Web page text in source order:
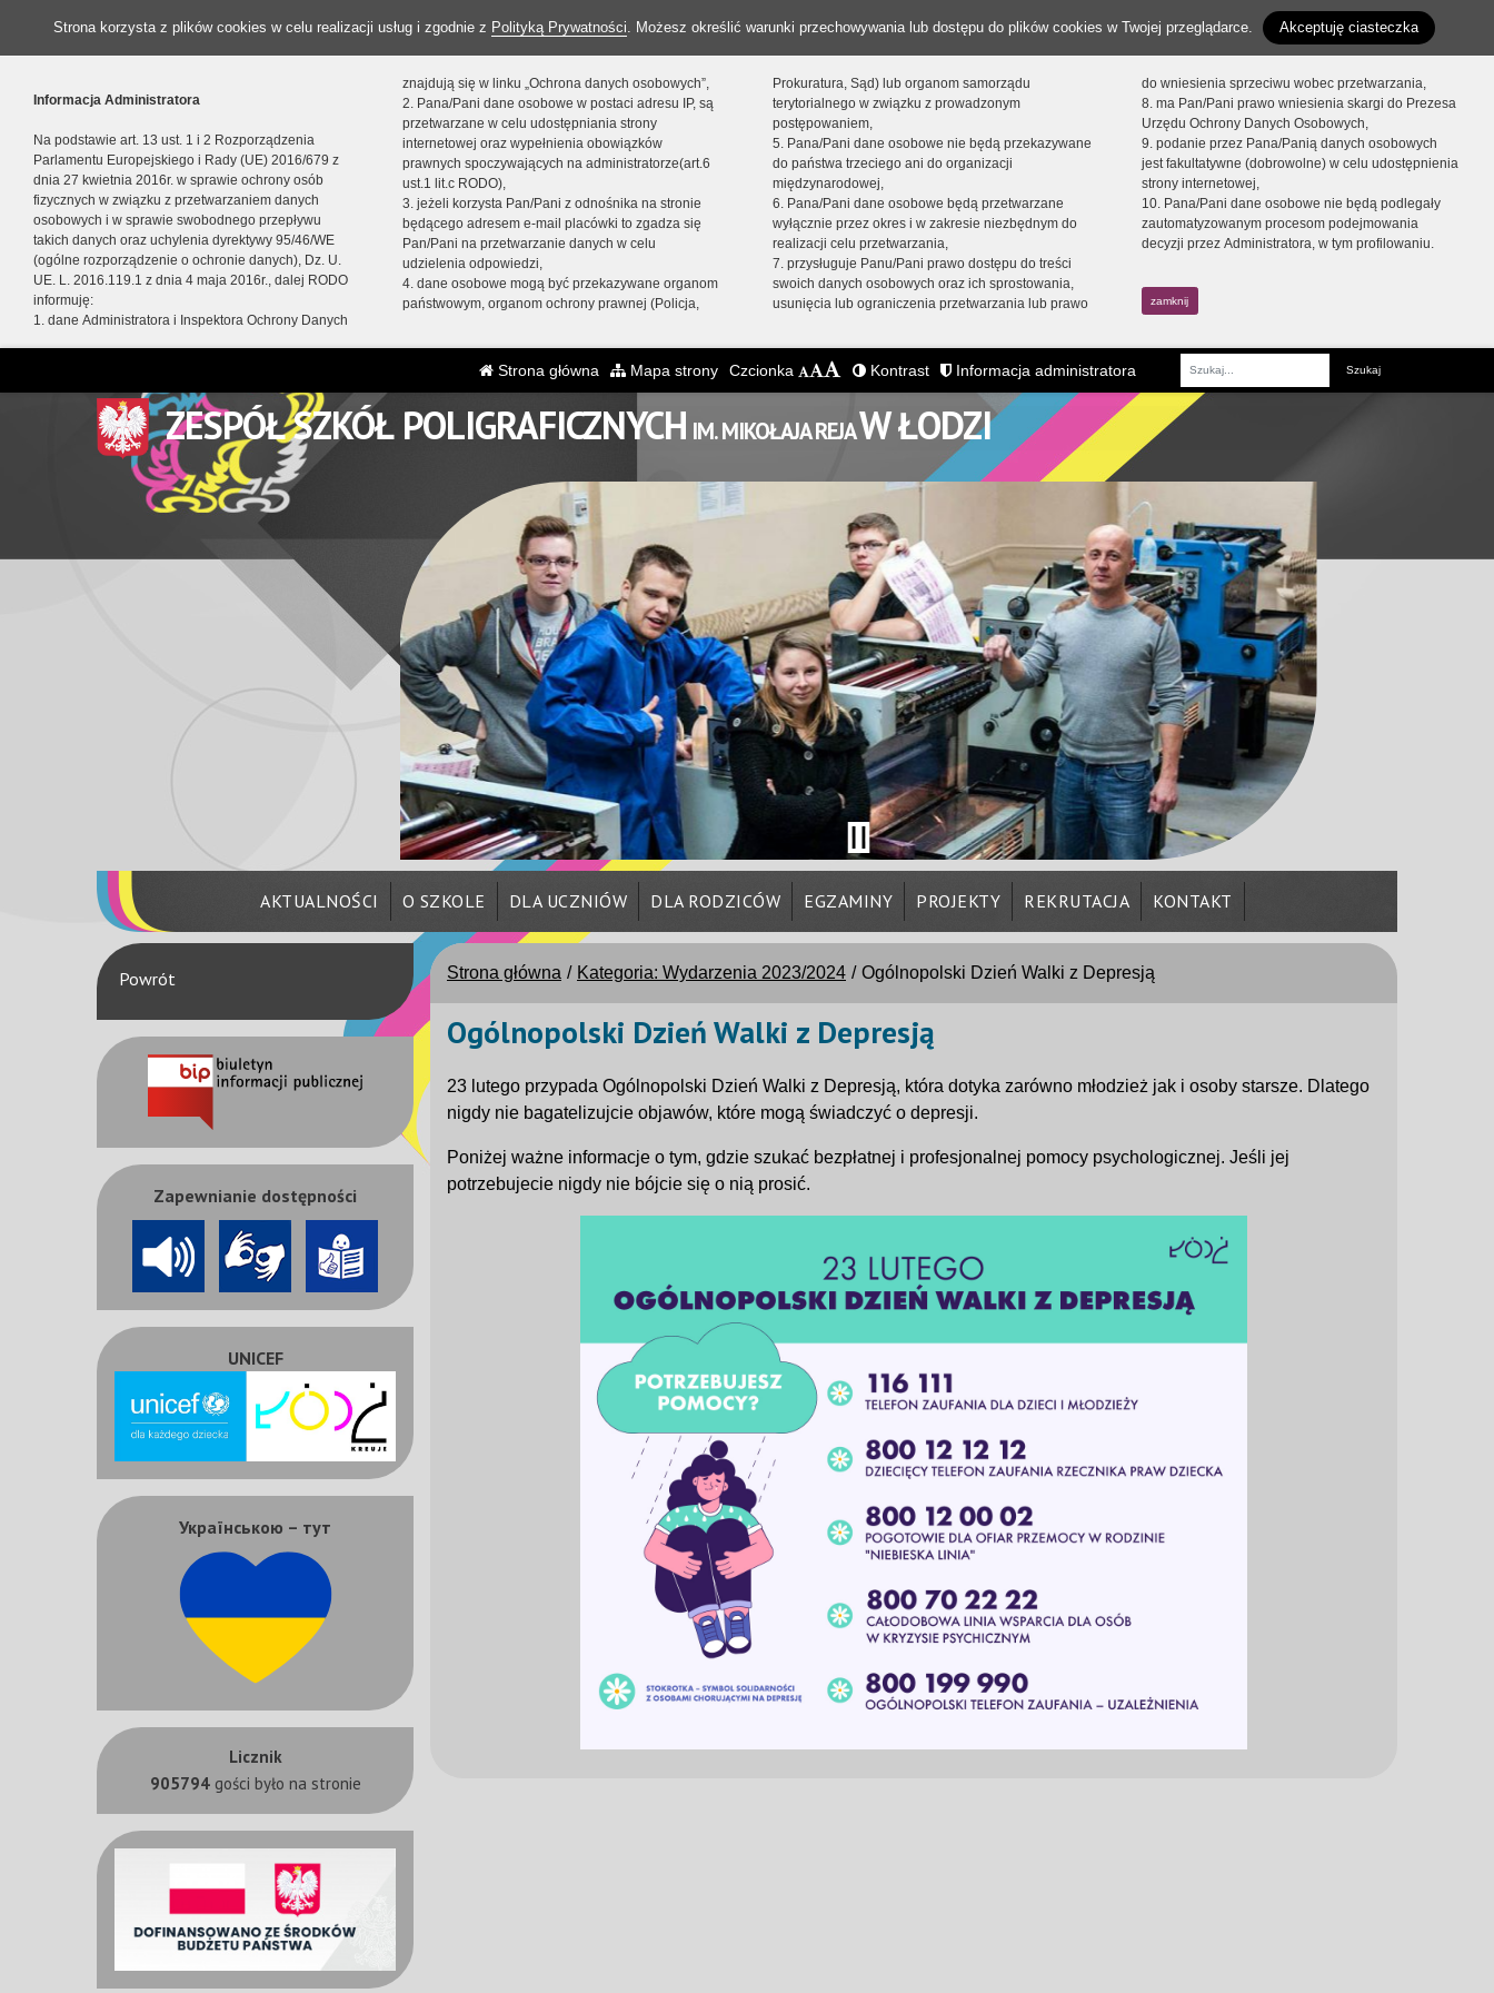
Strona korzysta z plików cookies w celu realizacji usług i zgodnie z Polityką Prywatności. Możesz określić warunki przechowywania lub dostępu do plików cookies w Twojej przeglądarce. Akceptuję ciasteczka
Informacja Administratora
Na podstawie art. 13 ust. 1 i 2 Rozporządzenia
Parlamentu Europejskiego i Rady (UE) 2016/679 z
dnia 27 kwietnia 2016r. w sprawie ochrony osób
fizycznych w związku z przetwarzaniem danych
osobowych i w sprawie swobodnego przepływu
takich danych oraz uchylenia dyrektywy 95/46/WE
(ogólne rozporządzenie o ochronie danych), Dz. U.
UE. L. 2016.119.1 z dnia 4 maja 2016r., dalej RODO
informuję:
1. dane Administratora i Inspektora Ochrony Danych
znajdują się w linku „Ochrona danych osobowych”,
2. Pana/Pani dane osobowe w postaci adresu IP, są
przetwarzane w celu udostępniania strony
internetowej oraz wypełnienia obowiązków
prawnych spoczywających na administratorze(art.6
ust.1 lit.c RODO),
3. jeżeli korzysta Pan/Pani z odnośnika na stronie
będącego adresem e-mail placówki to zgadza się
Pan/Pani na przetwarzanie danych w celu
udzielenia odpowiedzi,
4. dane osobowe mogą być przekazywane organom
państwowym, organom ochrony prawnej (Policja,
Prokuratura, Sąd) lub organom samorządu
terytorialnego w związku z prowadzonym
postępowaniem,
5. Pana/Pani dane osobowe nie będą przekazywane
do państwa trzeciego ani do organizacji
międzynarodowej,
6. Pana/Pani dane osobowe będą przetwarzane
wyłącznie przez okres i w zakresie niezbędnym do
realizacji celu przetwarzania,
7. przysługuje Panu/Pani prawo dostępu do treści
swoich danych osobowych oraz ich sprostowania,
usunięcia lub ograniczenia przetwarzania lub prawo
do wniesienia sprzeciwu wobec przetwarzania,
8. ma Pan/Pani prawo wniesienia skargi do Prezesa
Urzędu Ochrony Danych Osobowych,
9. podanie przez Pana/Panią danych osobowych
jest fakultatywne (dobrowolne) w celu udostępnienia
strony internetowej,
10. Pana/Pani dane osobowe nie będą podlegały
zautomatyzowanym procesom podejmowania
decyzji przez Administratora, w tym profilowaniu.
zamknij
Strona główna Mapa strony Czcionka Kontrast Informacja administratora
Fraza
ZESPÓŁ SZKÓŁ POLIGRAFICZNYCH IM. MIKOŁAJA REJAW ŁODZI
AKTUALNOŚCI O SZKOLE DLA UCZNIÓW DLA RODZICÓW EGZAMINY PROJEKTY REKRUTACJA KONTAKT
Strona główna Kategoria: Wydarzenia 2023/2024 Ogólnopolski Dzień Walki z Depresją
Ogólnopolski Dzień Walki z Depresją
23 lutego przypada Ogólnopolski Dzień Walki z Depresją, która dotyka zarówno młodzież jak i osoby starsze. Dlatego
nigdy nie bagatelizujcie objawów, które mogą świadczyć o depresji.
Poniżej ważne informacje o tym, gdzie szukać bezpłatnej i profesjonalnej pomocy psychologicznej. Jeśli jej
potrzebujecie nigdy nie bójcie się o nią prosić.
Powrót
Zapewnianie dostępności
UNICEF
Українською – тут
Licznik
905794gości było na stronie